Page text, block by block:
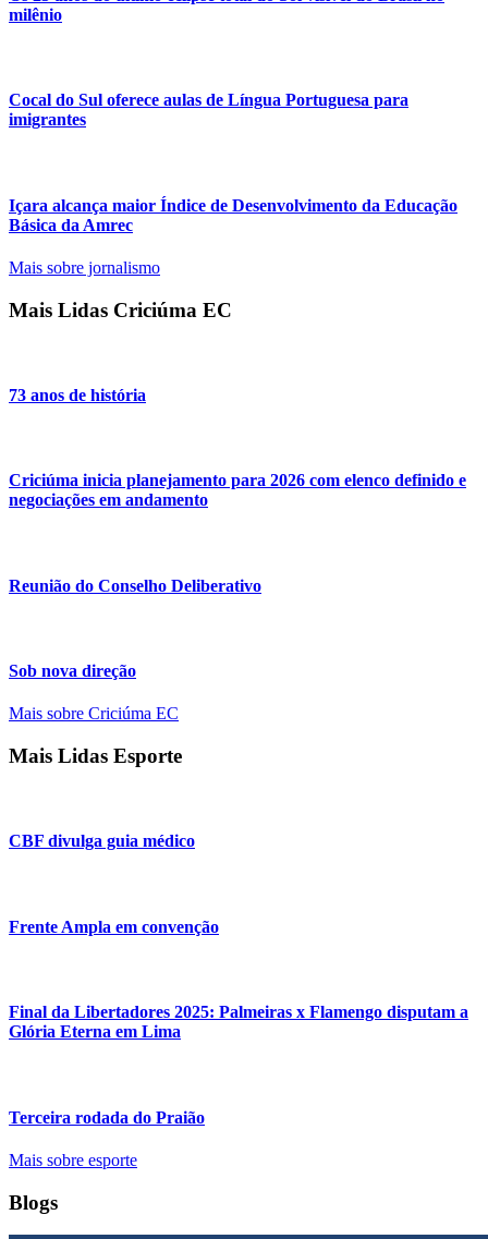
milênio
Cocal do Sul oferece aulas de Língua Portuguesa para
imigrantes
Içara alcança maior Índice de Desenvolvimento da Educação
Básica da Amrec
Mais sobre jornalismo
Mais Lidas Criciúma EC
73 anos de história
Criciúma inicia planejamento para 2026 com elenco definido e
negociações em andamento
Reunião do Conselho Deliberativo
Sob nova direção
Mais sobre Criciúma EC
Mais Lidas Esporte
CBF divulga guia médico
Frente Ampla em convenção
Final da Libertadores 2025: Palmeiras x Flamengo disputam a
Glória Eterna em Lima
Terceira rodada do Praião
Mais sobre esporte
Blogs